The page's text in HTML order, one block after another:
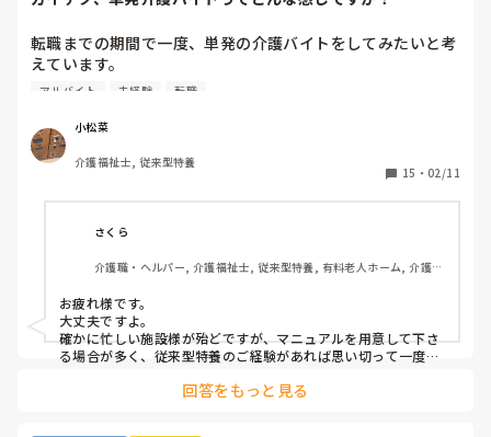
転職までの期間で一度、単発の介護バイトをしてみたいと考
えています。
ですが単発バイトを求めてるってことはそれなりに忙しい施
かなか踏み出せずにいます。
もし経験ある方いらっしゃいましたら、どんな感じだったか
アルバイト 未経験 転職
小松菜
介護福祉士, 従来型特養
15 ・ 02/11
さくら
介護職・ヘルパー, 介護福祉士, 従来型特養, 有料老人ホーム, 介護老
実務者研修, ユニット型特養, 障害者支援施設
お疲れ様です。
大丈夫ですよ。
確かに忙しい施設様が殆どですが、マニュアルを用意して下さ
る場合が多く、従来型特養のご経験があれば思い切って一度働
施設様のレビューが書かれているので、参考になさると良いか
回答をもっと見る